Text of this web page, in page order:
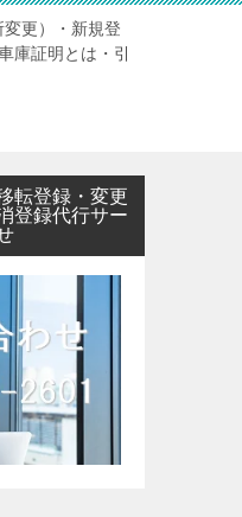
更）・新規登
庫証明とは・引
転登録・変更
登録代行サー